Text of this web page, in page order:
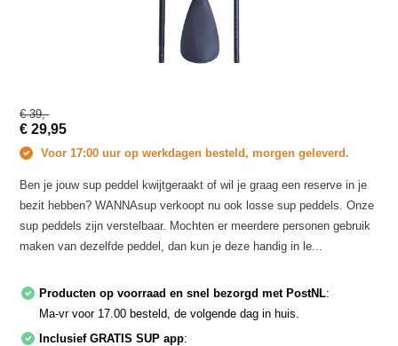
€ 39,-
€ 29,95
Voor 17:00 uur op werkdagen besteld, morgen geleverd.
Ben je jouw sup peddel kwijtgeraakt of wil je graag een reserve in je
bezit hebben? WANNAsup verkoopt nu ook losse sup peddels. Onze
sup peddels zijn verstelbaar. Mochten er meerdere personen gebruik
maken van dezelfde peddel, dan kun je deze handig in le...
Producten op voorraad en snel bezorgd met PostNL:
Ma-vr voor 17.00 besteld, de volgende dag in huis.
Inclusief GRATIS SUP app: